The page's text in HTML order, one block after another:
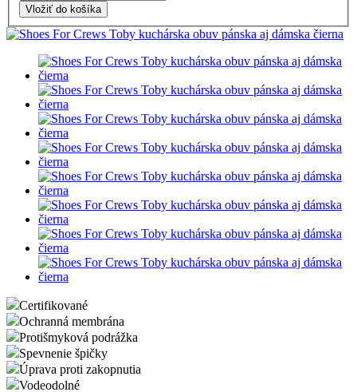
Vložiť do košíka
Certifikované
Ochranná membrána
Protišmyková podrážka
Spevnenie špičky
Úprava proti zakopnutia
Vodeodolné